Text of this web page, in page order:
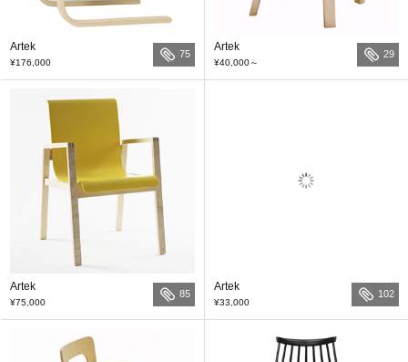
Artek
¥176,000
75
Artek
¥40,000～
29
Artek
¥75,000
85
Artek
¥33,000
102